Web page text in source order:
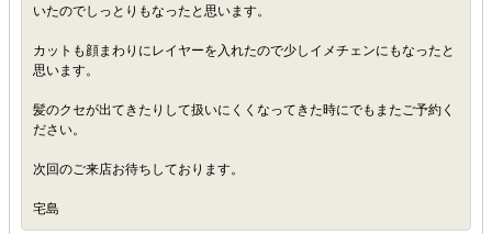
いたのでしっとりもなったと思います。
カットも顔まわりにレイヤーを入れたので少しイメチェンにもなったと
思います。
髪のクセが出てきたりして扱いにくくなってきた時にでもまたご予約く
ださい。
次回のご来店お待ちしております。
宅島